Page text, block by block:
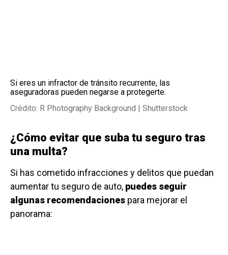
Si eres un infractor de tránsito recurrente, las
aseguradoras pueden negarse a protegerte.
Crédito: R Photography Background | Shutterstock
¿Cómo evitar que suba tu seguro tras
una multa?
Si has cometido infracciones y delitos que puedan
aumentar tu seguro de auto, puedes seguir
algunas recomendaciones para mejorar el
panorama: